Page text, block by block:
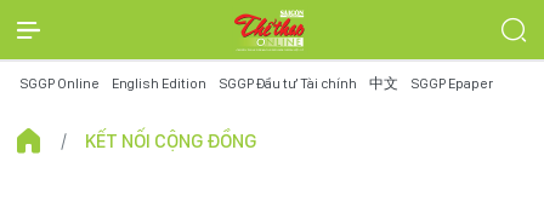
SGGP Online English Edition SGGP Đầu tư Tài chính 中文 SGGP Epaper
KẾT NỐI CỘNG ĐỒNG